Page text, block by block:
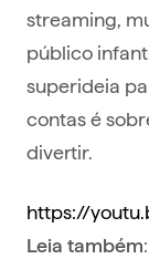
streaming,
público
superideia
contas é
divertir.
https://
Leia também: